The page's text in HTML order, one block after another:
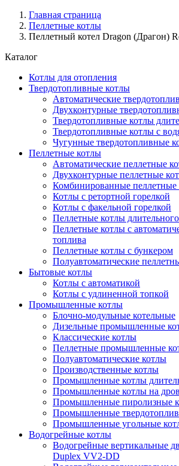
Главная страница
Пеллетные котлы
Пеллетный котел Dragon (Драгон)
Каталог
Котлы для отопления
Твердотопливные котлы
Автоматические
Двухконтурные
Твердотопливные котлы
Твердотопливные котлы с
Чугунные твердотопливные
Пеллетные котлы
Автоматические пеллетные
Двухконтурные пеллетные
Комбинированные пеллетные
Котлы с ретортной горелкой
Котлы с факельной горелкой
Пеллетные котлы
Пеллетные котлы с
топлива
Пеллетные котлы с бункером
Полуавтоматические
Бытовые котлы
Котлы с автоматикой
Котлы с удлиненной топкой
Промышленные котлы
Блочно-модульные котельные
Дизельные промышленные
Классические котлы
Пеллетные промышленные
Полуавтоматические котлы
Производственные котлы
Промышленные котлы
Промышленные котлы на
Промышленные пиролизные
Промышленные
Промышленные угольные
Водогрейные котлы
Водогрейные вертикальные
Duplex VV2-DD